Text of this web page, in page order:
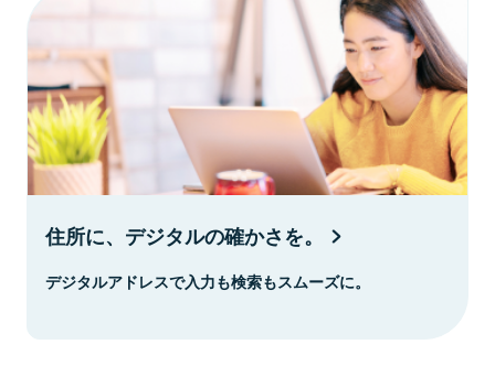
住所に、デジタルの確かさを。
デジタルアドレスで入力も検索もスムーズに。